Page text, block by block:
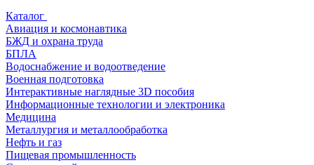
Каталог
Авиация и космонавтика
БЖД и охрана труда
БПЛА
Водоснабжение и водоотведение
Военная подготовка
Интерактивные наглядные 3D пособия
Информационные технологии и электроника
Медицина
Металлургия и металлообработка
Нефть и газ
Пищевая промышленность